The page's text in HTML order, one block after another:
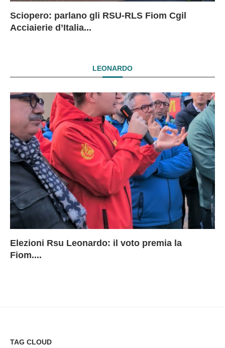
Sciopero: parlano gli RSU-RLS Fiom Cgil
Acciaierie d’Italia...
LEONARDO
Elezioni Rsu Leonardo: il voto premia la
Fiom....
TAG CLOUD